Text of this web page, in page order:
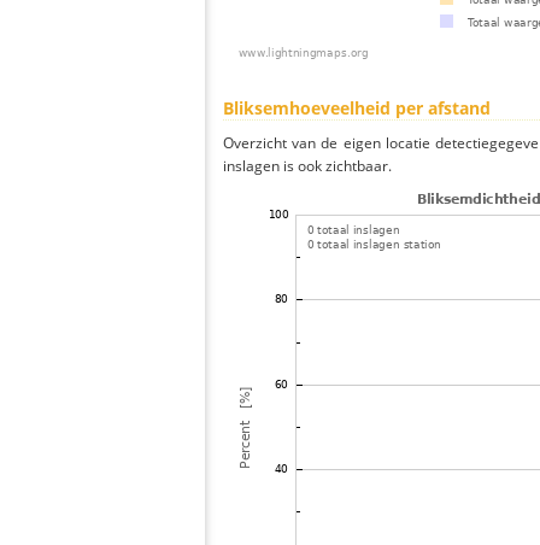
Bliksemhoeveelheid per afstand
Overzicht van de eigen locatie
inslagen is ook zichtbaar.